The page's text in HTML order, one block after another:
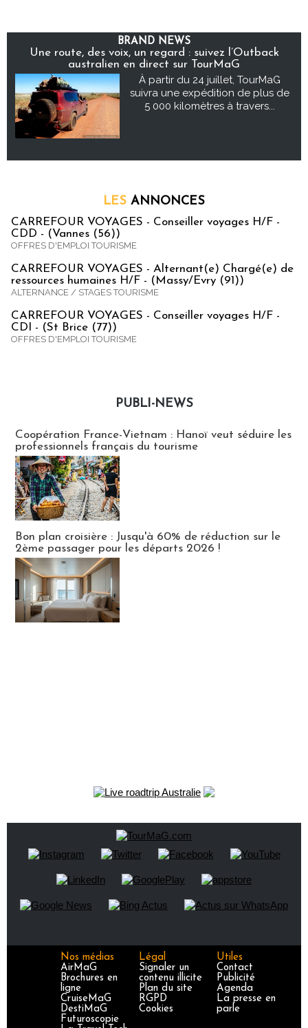
BRAND NEWS
Une route, des voix, un regard : suivez l’Outback
australien en direct sur TourMaG
À partir du 24 juillet, TourMaG
suivra une expédition de plus de
5 000 kilomètres à travers...
LES ANNONCES
CARREFOUR VOYAGES - Conseiller voyages H/F -
CDD - (Vannes (56))
OFFRES D'EMPLOI TOURISME
CARREFOUR VOYAGES - Alternant(e) Chargé(e) de
ressources humaines H/F - (Massy/Evry (91))
ALTERNANCE / STAGES TOURISME
CARREFOUR VOYAGES - Conseiller voyages H/F -
CDI - (St Brice (77))
OFFRES D'EMPLOI TOURISME
PUBLI-NEWS
Coopération France-Vietnam : Hanoï veut séduire les
professionnels français du tourisme
Bon plan croisière : Jusqu'à 60% de réduction sur le
2ème passager pour les départs 2026 !
Nos médias
AirMaG
Brochures en
ligne
CruiseMaG
DestiMaG
Futuroscopie
Légal
Signaler un
contenu illicite
Plan du site
RGPD
Cookies
Utiles
Contact
Publicité
Agenda
La presse en
parle